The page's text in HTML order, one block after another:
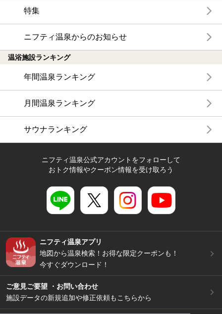
特集
ニフティ温泉からのお知らせ
温浴施設ランキング
年間温泉ランキング
月間温泉ランキング
サウナランキング
ニフティ温泉公式アカウントをフォローして
おトク情報やクーポン情報を受け取ろう
ニフティ温泉アプリ
地図から温泉検索！お得な限定クーポンも！
今すぐダウンロード！
ご意見ご要望 ・お問い合わせ
施設データの新規追加や修正依頼もこちらから